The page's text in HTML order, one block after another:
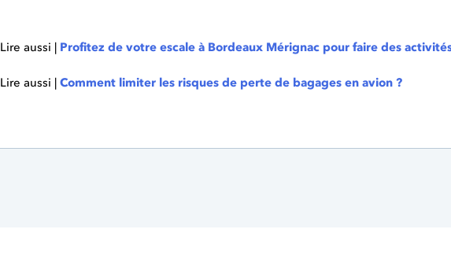
Lire aussi | Profitez de votre escale à Bordeaux Mérignac pour faire des
Lire aussi | Comment limiter les risques de perte de bagages en avion ?